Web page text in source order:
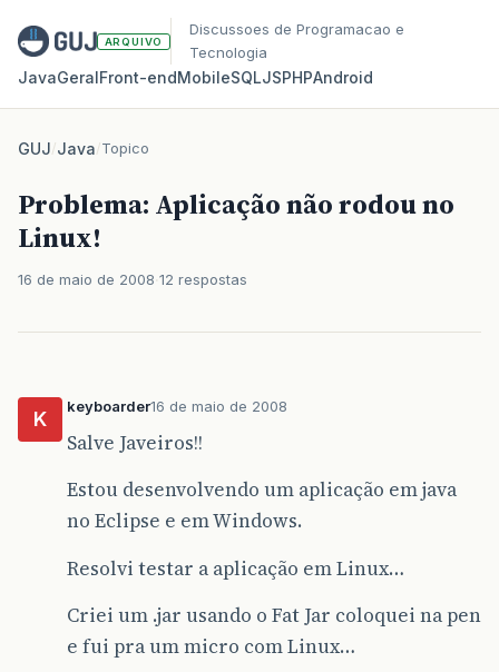
ARQUIVO
Discussoes de Programacao e
Tecnologia
JavaGeralFront‑endMobileSQLJSPHPAndroid
GUJ/Java/Topico
Problema: Aplicação não rodou no
Linux!
16 de maio de 2008 12 respostas
K
keyboarder16 de maio de 2008
Salve Javeiros!!
Estou desenvolvendo um aplicação em java
no Eclipse e em Windows.
Resolvi testar a aplicação em Linux…
Criei um .jar usando o Fat Jar coloquei na pen
e fui pra um micro com Linux…